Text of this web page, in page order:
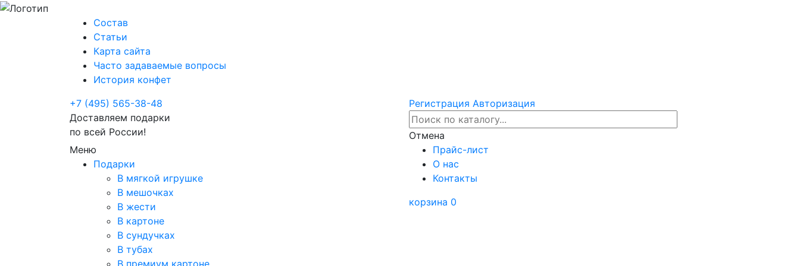
Состав
Статьи
Карта сайта
Часто задаваемые вопросы
История конфет
+7 (495) 565-38-48
Доставляем подарки
по всей России!
Регистрация Авторизация
Отмена
Меню
Подарки
В мягкой игрушке
В мешочках
В жести
В картоне
В сундучках
В тубах
В премиум картоне
Прайс-лист
О нас
Контакты
корзина 0